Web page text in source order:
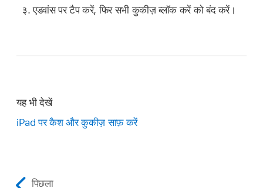
एडवांस पर टैप करें, फिर सभी कुकीज़ ब्लॉक करें को बंद करें।
यह भी देखें
iPad पर कैश और कुकीज़ साफ़ करें
पिछला